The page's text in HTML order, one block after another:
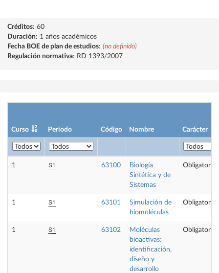
Créditos: 60
Duración: 1 años académicos
Fecha BOE de plan de estudios: (no definido)
Regulación normativa: RD 1393/2007
Curso Periodo Código Nombre Carácter
1 S1 63100
Biología
Sintética y de
Sistemas
Obligatoria
1 S1 63101
Simulación de
biomoléculas
Obligatoria
1 S1 63102
Moléculas
bioactivas:
identificación,
diseño y
desarrollo
Obligatoria